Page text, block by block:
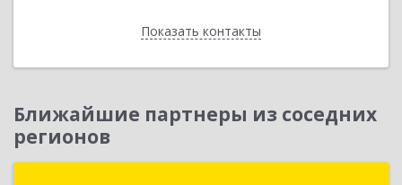
Показать контакты
Назад
Ближайшие партнеры из соседних
регионов